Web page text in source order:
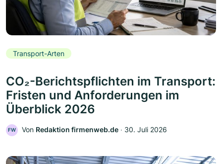
Transport-Arten
CO₂-Berichtspflichten im Transport:
Fristen und Anforderungen im
Überblick 2026
FW Von Redaktion firmenweb.de ‧ 30. Juli 2026